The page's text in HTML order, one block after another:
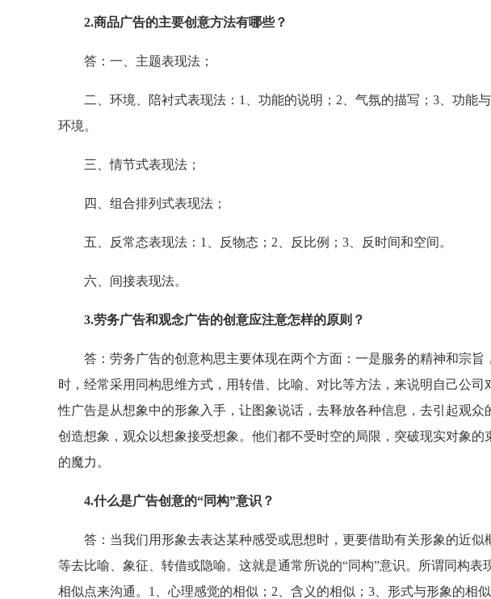
2.商品广告的主要创意方法有哪些？
答：一、主题表现法；
二、环境、陪衬式表现法：1、功能的说明；2、气氛的描写；3、功能
环境。
三、情节式表现法；
四、组合排列式表现法；
五、反常态表现法：1、反物态；2、反比例；3、反时间和空间。
六、间接表现法。
3.劳务广告和观念广告的创意应注意怎样的原则？
答：劳务广告的创意构思主要体现在两个方面：一是服务的精神和宗旨
时，经常采用同构思维方式，用转借、比喻、对比等方法，来说明自己公
性广告是从想象中的形象入手，让图象说话，去释放各种信息，去引起观众
创造想象，观众以想象接受想象。他们都不受时空的局限，突破现实对象
的魔力。
4.什么是广告创意的“同构”意识？
答：当我们用形象去表达某种感受或思想时，更要借助有关形象的近似
等去比喻、象征、转借或隐喻。这就是通常所说的“同构”意识。所谓同构表
相似点来沟通。1、心理感觉的相似；2、含义的相似；3、形式与形象的相